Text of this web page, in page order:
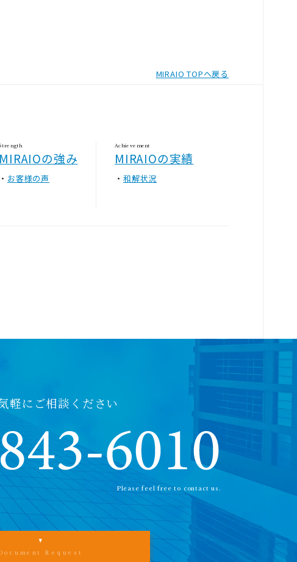
MIRAIOの強み
お客様の声
Achievement
MIRAIOの実績
和解状況
MIRAIO TOPへ戻る
軽にご相談ください
Please feel free to contact us.
Request